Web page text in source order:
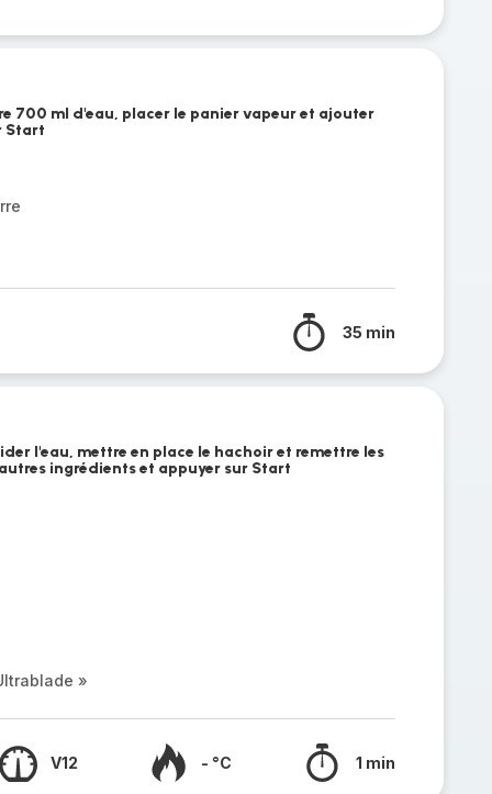
700 ml d'eau, placer le panier vapeur et ajouter
Start
35 min
l'eau, mettre en place le hachoir et remettre les
ingrédients et appuyer sur Start
»
V12 - °C 1 min